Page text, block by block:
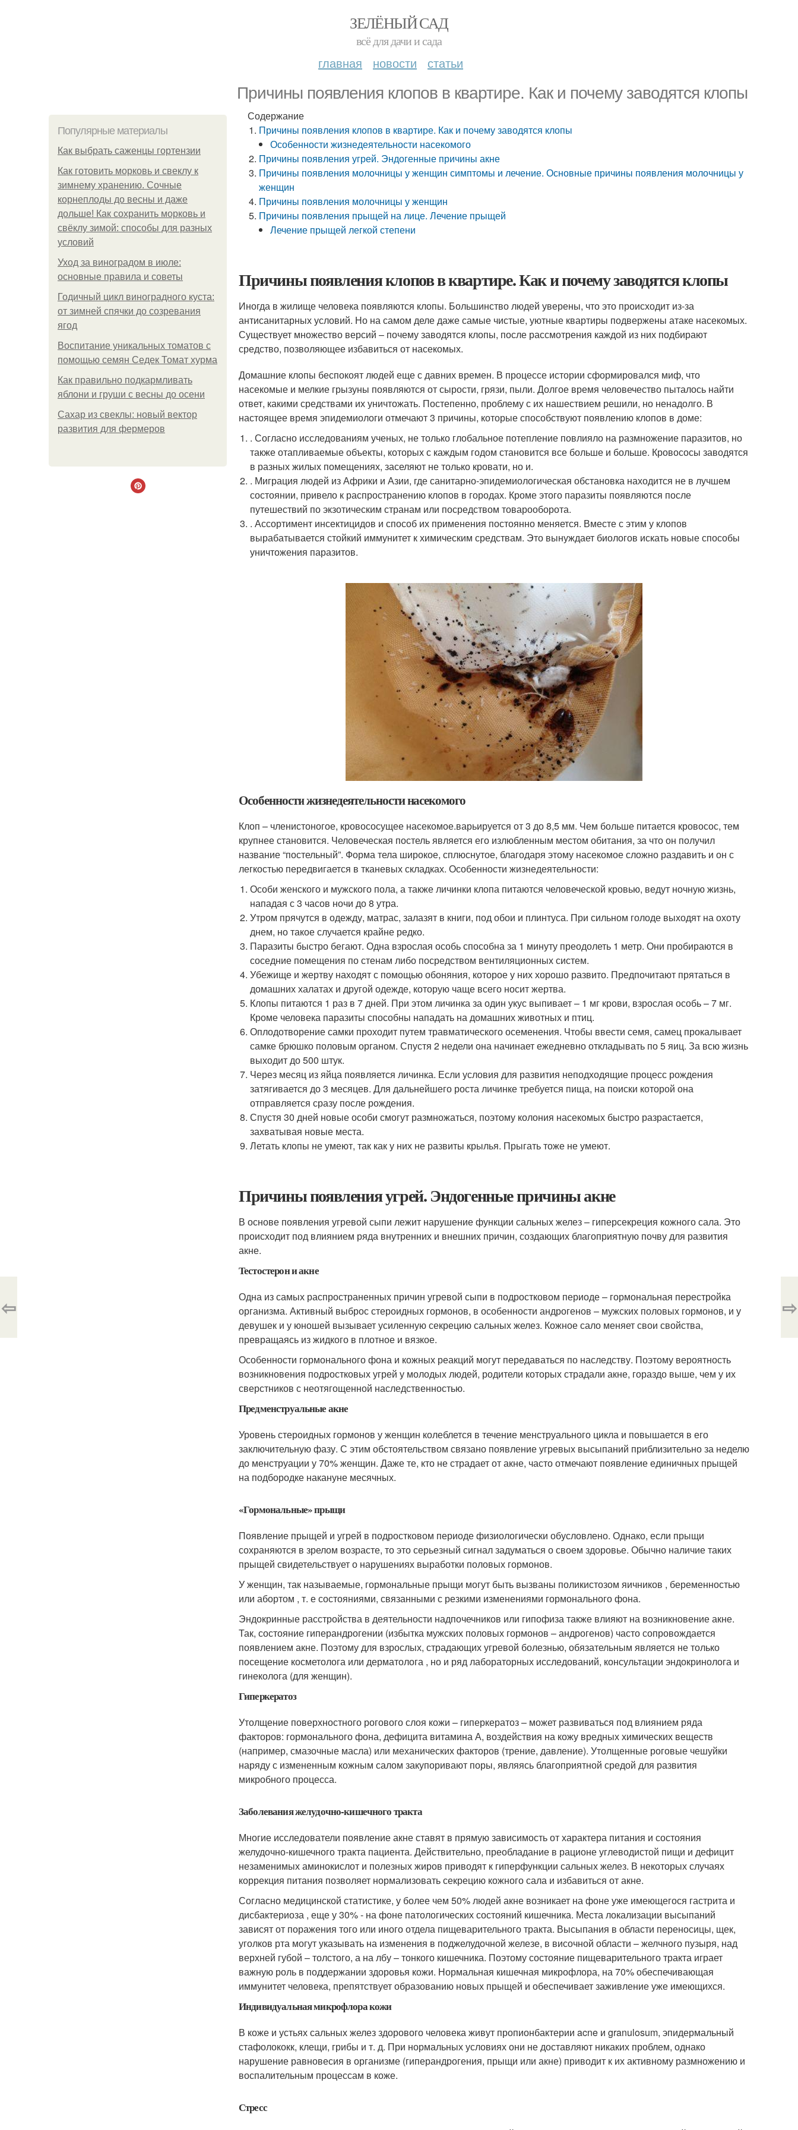
ЗЕЛЁНЫЙ САД
всё для дачи и сада
главная новости статьи
Причины появления клопов в квартире. Как и почему заводятся клопы
Популярные материалы
Как выбрать саженцы гортензии
Как готовить морковь и свеклу к
зимнему хранению. Сочные
корнеплоды до весны и даже
дольше! Как сохранить морковь и
свёклу зимой: способы для разных
условий
Уход за виноградом в июле:
основные правила и советы
Годичный цикл виноградного куста:
от зимней спячки до созревания
ягод
Воспитание уникальных томатов с
помощью семян Седек Томат хурма
Как правильно подкармливать
яблони и груши с весны до осени
Сахар из свеклы: новый вектор
развития для фермеров
Содержание
Причины появления клопов в квартире. Как и почему заводятся клопы
Особенности жизнедеятельности насекомого
Причины появления угрей. Эндогенные причины акне
Причины появления молочницы у женщин симптомы и лечение. Основные причины появления молочницы у
женщин
Причины появления молочницы у женщин
Причины появления прыщей на лице. Лечение прыщей
Лечение прыщей легкой степени
Причины появления клопов в квартире. Как и почему заводятся клопы
Иногда в жилище человека появляются клопы. Большинство людей уверены, что это происходит из-за
антисанитарных условий. Но на самом деле даже самые чистые, уютные квартиры подвержены атаке насекомых.
Существует множество версий – почему заводятся клопы, после рассмотрения каждой из них подбирают
средство, позволяющее избавиться от насекомых.
Домашние клопы беспокоят людей еще с давних времен. В процессе истории сформировался миф, что
насекомые и мелкие грызуны появляются от сырости, грязи, пыли. Долгое время человечество пыталось найти
ответ, какими средствами их уничтожать. Постепенно, проблему с их нашествием решили, но ненадолго. В
настоящее время эпидемиологи отмечают 3 причины, которые способствуют появлению клопов в доме:
. Согласно исследованиям ученых, не только глобальное потепление повлияло на размножение паразитов, но
также отапливаемые объекты, которых с каждым годом становится все больше и больше. Кровососы заводятся
в разных жилых помещениях, заселяют не только кровати, но и.
. Миграция людей из Африки и Азии, где санитарно-эпидемиологическая обстановка находится не в лучшем
состоянии, привело к распространению клопов в городах. Кроме этого паразиты появляются после
путешествий по экзотическим странам или посредством товарооборота.
. Ассортимент инсектицидов и способ их применения постоянно меняется. Вместе с этим у клопов
вырабатывается стойкий иммунитет к химическим средствам. Это вынуждает биологов искать новые способы
уничтожения паразитов.
Особенности жизнедеятельности насекомого
Клоп – членистоногое, кровососущее насекомое.варьируется от 3 до 8,5 мм. Чем больше питается кровосос, тем
крупнее становится. Человеческая постель является его излюбленным местом обитания, за что он получил
название “постельный”. Форма тела широкое, сплюснутое, благодаря этому насекомое сложно раздавить и он с
легкостью передвигается в тканевых складках. Особенности жизнедеятельности:
Особи женского и мужского пола, а также личинки клопа питаются человеческой кровью, ведут ночную жизнь,
нападая с 3 часов ночи до 8 утра.
Утром прячутся в одежду, матрас, залазят в книги, под обои и плинтуса. При сильном голоде выходят на охоту
днем, но такое случается крайне редко.
Паразиты быстро бегают. Одна взрослая особь способна за 1 минуту преодолеть 1 метр. Они пробираются в
соседние помещения по стенам либо посредством вентиляционных систем.
Убежище и жертву находят с помощью обоняния, которое у них хорошо развито. Предпочитают прятаться в
домашних халатах и другой одежде, которую чаще всего носит жертва.
Клопы питаются 1 раз в 7 дней. При этом личинка за один укус выпивает – 1 мг крови, взрослая особь – 7 мг.
Кроме человека паразиты способны нападать на домашних животных и птиц.
Оплодотворение самки проходит путем травматического осеменения. Чтобы ввести семя, самец прокалывает
самке брюшко половым органом. Спустя 2 недели она начинает ежедневно откладывать по 5 яиц. За всю жизнь
выходит до 500 штук.
Через месяц из яйца появляется личинка. Если условия для развития неподходящие процесс рождения
затягивается до 3 месяцев. Для дальнейшего роста личинке требуется пища, на поиски которой она
отправляется сразу после рождения.
Спустя 30 дней новые особи смогут размножаться, поэтому колония насекомых быстро разрастается,
захватывая новые места.
Летать клопы не умеют, так как у них не развиты крылья. Прыгать тоже не умеют.
Причины появления угрей. Эндогенные причины акне
В основе появления угревой сыпи лежит нарушение функции сальных желез – гиперсекреция кожного сала. Это
происходит под влиянием ряда внутренних и внешних причин, создающих благоприятную почву для развития
акне.
Тестостерон и акне
Одна из самых распространенных причин угревой сыпи в подростковом периоде – гормональная перестройка
организма. Активный выброс стероидных гормонов, в особенности андрогенов – мужских половых гормонов, и у
девушек и у юношей вызывает усиленную секрецию сальных желез. Кожное сало меняет свои свойства,
превращаясь из жидкого в плотное и вязкое.
Особенности гормонального фона и кожных реакций могут передаваться по наследству. Поэтому вероятность
возникновения подростковых угрей у молодых людей, родители которых страдали акне, гораздо выше, чем у их
сверстников с неотягощенной наследственностью.
Предменструальные акне
Уровень стероидных гормонов у женщин колеблется в течение менструального цикла и повышается в его
заключительную фазу. С этим обстоятельством связано появление угревых высыпаний приблизительно за неделю
до менструации у 70% женщин. Даже те, кто не страдает от акне, часто отмечают появление единичных прыщей
на подбородке накануне месячных.
«Гормональные» прыщи
Появление прыщей и угрей в подростковом периоде физиологически обусловлено. Однако, если прыщи
сохраняются в зрелом возрасте, то это серьезный сигнал задуматься о своем здоровье. Обычно наличие таких
прыщей свидетельствует о нарушениях выработки половых гормонов.
У женщин, так называемые, гормональные прыщи могут быть вызваны поликистозом яичников , беременностью
или абортом , т. е состояниями, связанными с резкими изменениями гормонального фона.
Эндокринные расстройства в деятельности надпочечников или гипофиза также влияют на возникновение акне.
Так, состояние гиперандрогении (избытка мужских половых гормонов – андрогенов) часто сопровождается
появлением акне. Поэтому для взрослых, страдающих угревой болезнью, обязательным является не только
посещение косметолога или дерматолога , но и ряд лабораторных исследований, консультации эндокринолога и
гинеколога (для женщин).
Гиперкератоз
Утолщение поверхностного рогового слоя кожи – гиперкератоз – может развиваться под влиянием ряда
факторов: гормонального фона, дефицита витамина А, воздействия на кожу вредных химических веществ
(например, смазочные масла) или механических факторов (трение, давление). Утолщенные роговые чешуйки
наряду с измененным кожным салом закупоривают поры, являясь благоприятной средой для развития
микробного процесса.
Заболевания желудочно-кишечного тракта
Многие исследователи появление акне ставят в прямую зависимость от характера питания и состояния
желудочно-кишечного тракта пациента. Действительно, преобладание в рационе углеводистой пищи и дефицит
незаменимых аминокислот и полезных жиров приводят к гиперфункции сальных желез. В некоторых случаях
коррекция питания позволяет нормализовать секрецию кожного сала и избавиться от акне.
Согласно медицинской статистике, у более чем 50% людей акне возникает на фоне уже имеющегося гастрита и
дисбактериоза , еще у 30% - на фоне патологических состояний кишечника. Места локализации высыпаний
зависят от поражения того или иного отдела пищеварительного тракта. Высыпания в области переносицы, щек,
уголков рта могут указывать на изменения в поджелудочной железе, в височной области – желчного пузыря, над
верхней губой – толстого, а на лбу – тонкого кишечника. Поэтому состояние пищеварительного тракта играет
важную роль в поддержании здоровья кожи. Нормальная кишечная микрофлора, на 70% обеспечивающая
иммунитет человека, препятствует образованию новых прыщей и обеспечивает заживление уже имеющихся.
Индивидуальная микрофлора кожи
В коже и устьях сальных желез здорового человека живут пропионбактерии acne и granulosum, эпидермальный
стафолококк, клещи, грибы и т. д. При нормальных условиях они не доставляют никаких проблем, однако
нарушение равновесия в организме (гиперандрогения, прыщи или акне) приводит к их активному размножению и
воспалительным процессам в коже.
Стресс
⇦ ⇨